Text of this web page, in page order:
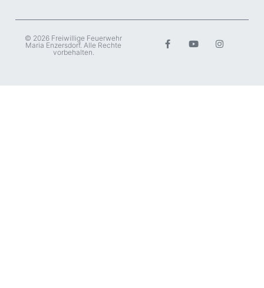
© 2026 Freiwillige Feuerwehr
Maria Enzersdorf. Alle Rechte
vorbehalten.